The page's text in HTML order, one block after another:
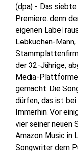
(dpa) - Das
Premiere, denn
eigenen Label
Lebkuchen-
der 32-Jährige,
Media-
gemacht. Die
dürfen, das ist
Immerhin: Vor
vier seiner neuen
Amazon Music in
Songwriter dem